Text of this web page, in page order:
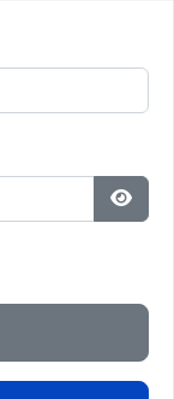
、特定するこ
プとして研究
ることができ
、ゴンザレ
ル大学のセバ
シニアオーサ
パス